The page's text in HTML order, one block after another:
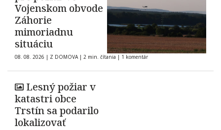
Vojenskom obvode
Záhorie
mimoriadnu
situáciu
08. 08. 2026 | Z DOMOVA | 2 min. čítania | 1 komentár
Lesný požiar v
katastri obce
Trstín sa podarilo
lokalizovať